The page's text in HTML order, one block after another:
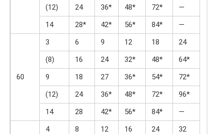
(12)
24 36* 48* 72*
—
14
28* 42* 56* 84* —
60
3 6 9 12 18
24
(8)
16 24 32* 48*
64*
9
18 27 36* 54*
72*
(12)
24 36* 48* 72*
96*
14
28 42* 56* 84*
—
4
8 12 16 24
32